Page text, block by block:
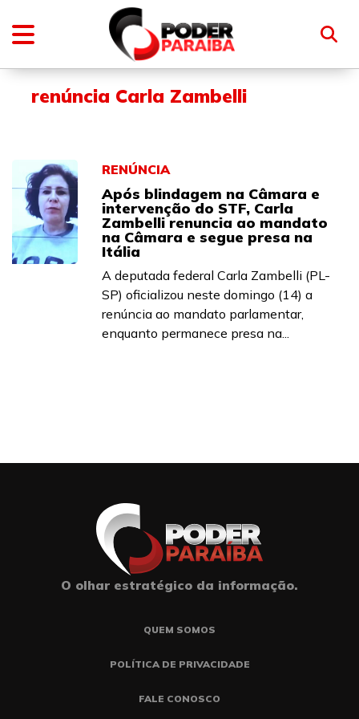
renúncia Carla Zambelli
RENÚNCIA
Após blindagem na Câmara e
intervenção do STF, Carla
Zambelli renuncia ao mandato
na Câmara e segue presa na
Itália
A deputada federal Carla Zambelli (PL-
SP) oficializou neste domingo (14) a
renúncia ao mandato parlamentar,
enquanto permanece presa na...
O olhar estratégico da informação.
QUEM SOMOS
POLÍTICA DE PRIVACIDADE
FALE CONOSCO